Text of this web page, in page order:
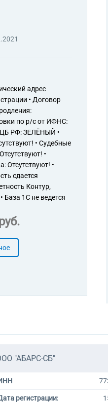
адрес
• Договор
по р/с от ИФНС:
ЦБ РФ: ЗЕЛЁНЫЙ •
• Судебные
•
Отсутствуют! •
сдается
Контур,
База 1С не ведется
"АБАРС-СБ"
регистрации: